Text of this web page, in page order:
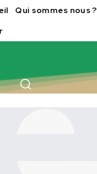
Qui sommes nous ?